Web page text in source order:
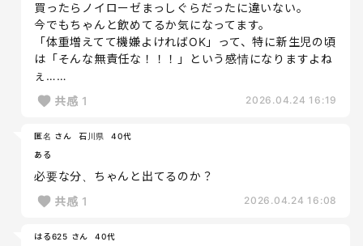
買ったらノイローゼまっしぐらだったに違いない。
今でもちゃんと飲めてるか気になってます。
「体重増えてて機嫌よければOK」って、特に新生児の頃
は「そんな無責任な！！！」という感情になりますよね
ぇ……
共感 1 2026.04.24 16:19
匿名 さん 石川県
40代
ある
必要な分、ちゃんと出てるのか？
共感 1 2026.04.24 16:08
はる625 さん
40代